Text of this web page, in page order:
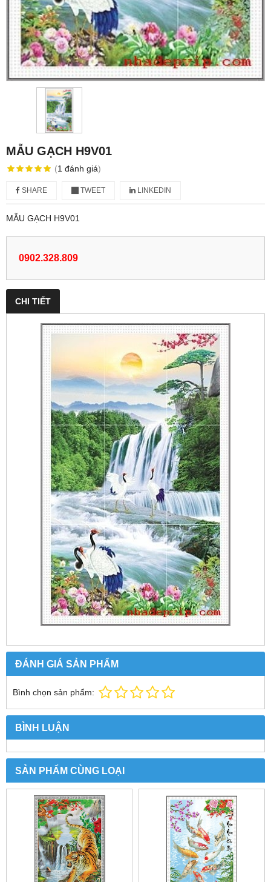
MẪU GẠCH H9V01
(1 đánh giá)
SHARE TWEET LINKEDIN
MẪU GẠCH H9V01
0902.328.809
CHI TIẾT
ĐÁNH GIÁ SẢN PHẨM
Bình chọn sản phẩm:
BÌNH LUẬN
SẢN PHẨM CÙNG LOẠI